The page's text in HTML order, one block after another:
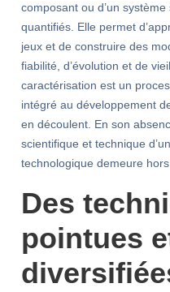
composant ou d’un
quantifiés. Elle permet
jeux et de construire des
fiabilité, d’évolution et de
caractérisation est un
intégré au développement
en découlent. En son
scientifique et technique
technologique demeure hors
Des
pointues